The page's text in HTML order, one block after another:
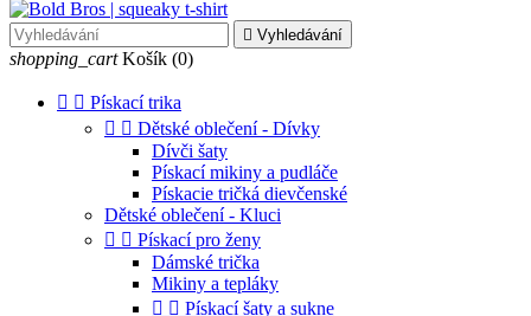
 Vyhledávání
shopping_cart Košík (0)
  Pískací trika
  Dětské oblečení - Dívky
Dívči šaty
Pískací mikiny a pudláče
Pískacie tričká dievčenské
Dětské oblečení - Kluci
  Pískací pro ženy
Dámské trička
Mikiny a tepláky
  Pískací šaty a sukne